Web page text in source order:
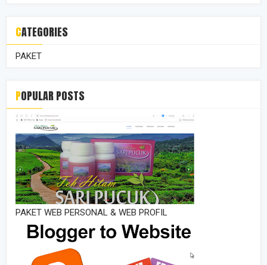
CATEGORIES
PAKET
POPULAR POSTS
PAKET WEB PERSONAL & WEB PROFIL